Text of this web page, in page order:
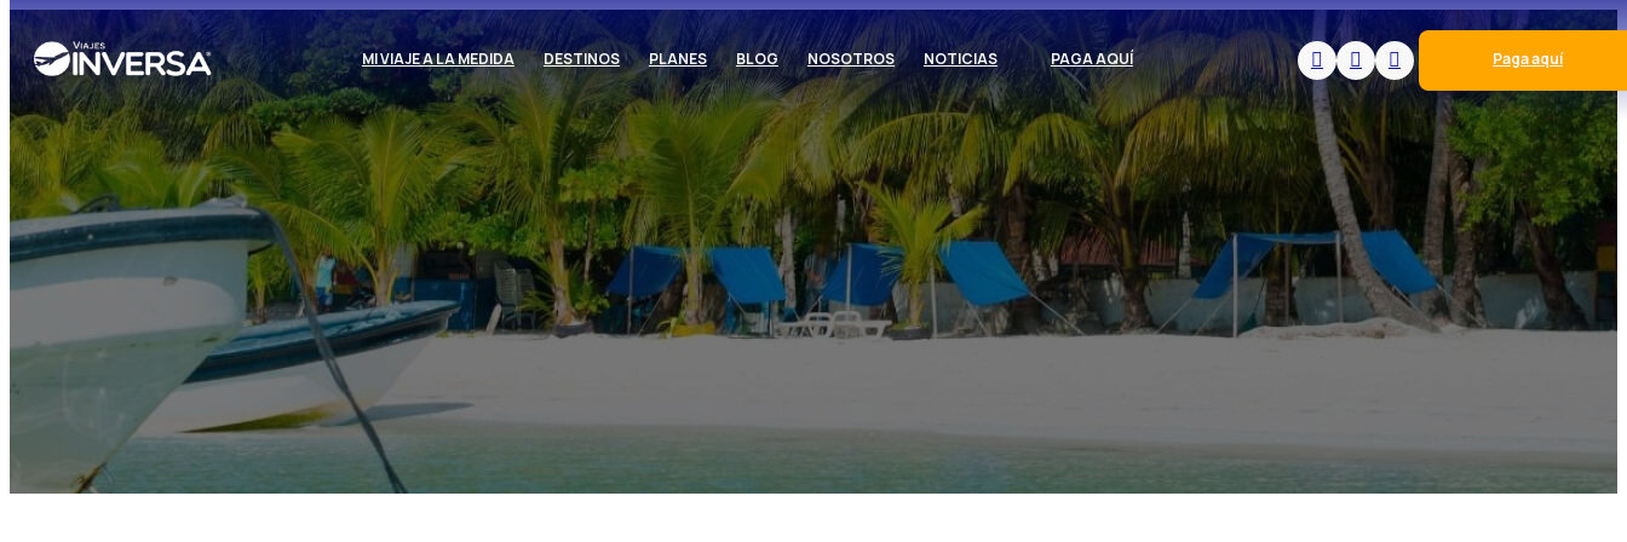
MI VIAJE A LA MEDIDA DESTINOS PLANES BLOG NOSOTROS NOTICIAS PAGA AQUÍ Paga aquí